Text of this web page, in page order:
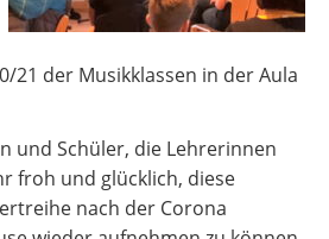
21 der Musikklassen in der Aula
und Schüler, die Lehrerinnen
froh und glücklich, diese
nach der Corona